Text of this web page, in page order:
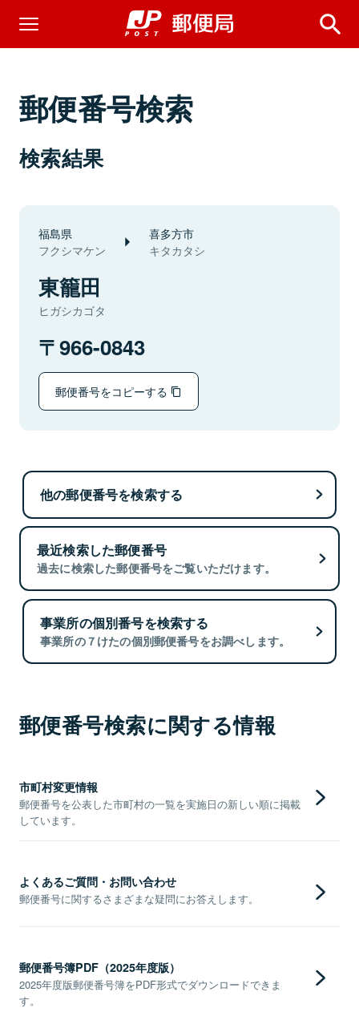
郵便番号検索
検索結果
福島県
フクシマケン
喜多方市
キタカタシ
東籠田
ヒガシカゴタ
966-0843
郵便番号をコピーする
他の郵便番号を検索する
最近検索した郵便番号
過去に検索した郵便番号をご覧いただけます。
事業所の個別番号を検索する
事業所の７けたの個別郵便番号をお調べします。
郵便番号検索に関する情報
市町村変更情報
郵便番号を公表した市町村の一覧を実施日の新しい順に掲載
しています。
よくあるご質問・お問い合わせ
郵便番号に関するさまざまな疑問にお答えします。
郵便番号簿PDF（2025年度版）
2025年度版郵便番号簿をPDF形式でダウンロードできま
す。